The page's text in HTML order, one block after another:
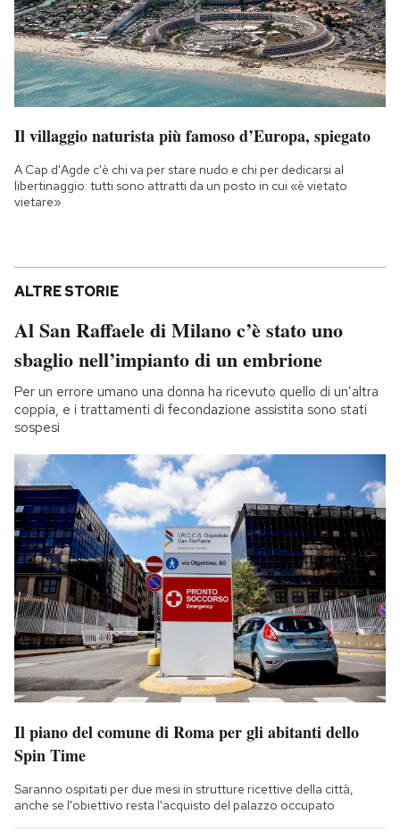
Il villaggio naturista più famoso d’Europa, spiegato
A Cap d'Agde c'è chi va per stare nudo e chi per dedicarsi al
libertinaggio: tutti sono attratti da un posto in cui «è vietato
vietare»
ALTRE STORIE
Al San Raffaele di Milano c’è stato uno
sbaglio nell’impianto di un embrione
Per un errore umano una donna ha ricevuto quello di un’altra
coppia, e i trattamenti di fecondazione assistita sono stati
sospesi
Il piano del comune di Roma per gli abitanti dello
Spin Time
Saranno ospitati per due mesi in strutture ricettive della città,
anche se l'obiettivo resta l'acquisto del palazzo occupato